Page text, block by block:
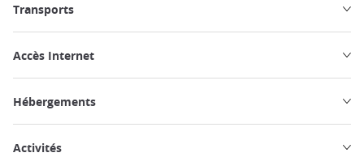
Transports
Accès Internet
Hébergements
Activités